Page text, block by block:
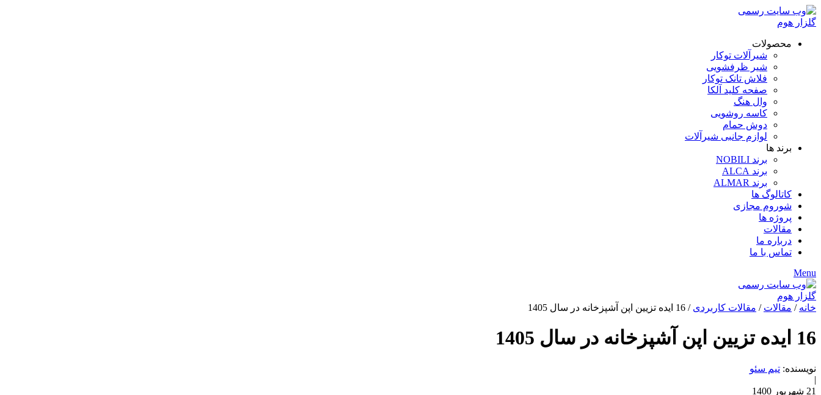
محصولات
شیرآلات توکار
شیر ظرفشویی
فلاش تانک توکار
صفحه کلید آلکا
وال هنگ
کاسه روشویی
دوش حمام
لوازم جانبی شیرآلات
برند ها
برند NOBILI
برند ALCA
برند ALMAR
کاتالوگ ها
شوروم مجازی
پروژه ها
مقالات
درباره ما
تماس با ما
Menu
خانه / مقالات / مقالات کاربردی / 16 ایده تزیین اپن آشپزخانه در سال 1405
16 ایده تزیین اپن آشپزخانه در سال 1405
نویسنده: تیم سئو
|
21 شهریور 1400